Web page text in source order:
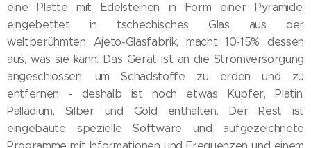
eine Platte mit Edelsteinen in Form einer Pyramide,
eingebettet in tschechisches Glas aus der
weltberühmten Ajeto-Glasfabrik, macht 10-15% dessen
aus, was sie kann. Das Gerät ist an die Stromversorgung
angeschlossen, um Schadstoffe zu erden und zu
entfernen - deshalb ist noch etwas Kupfer, Platin,
Palladium, Silber und Gold enthalten. Der Rest ist
eingebaute spezielle Software und aufgezeichnete